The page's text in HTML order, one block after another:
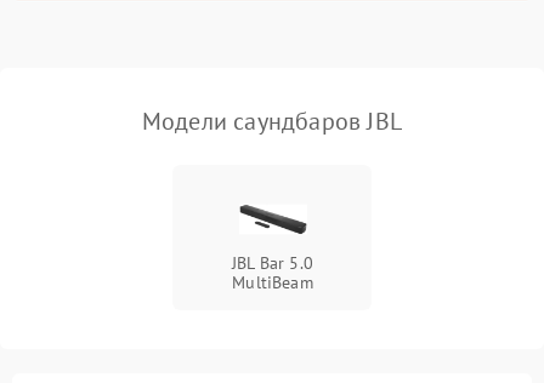
500 ₽ Подробнее →
500 ₽
Модели саундбаров JBL
JBL Bar 5.0
MultiBeam